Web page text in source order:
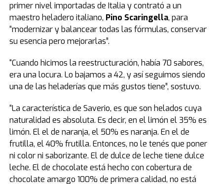
primer nivel importadas de Italia y contrató a un
maestro heladero italiano, Pino Scaringella, para
“modernizar y balancear todas las fórmulas, conservar
su esencia pero mejorarlas”.
“Cuando hicimos la reestructuración, había 70 sabores,
era una locura. Lo bajamos a 42, y así seguimos siendo
una de las heladerías que más gustos tiene”, sostuvo.
“La característica de Saverio, es que son helados cuya
naturalidad es absoluta. Es decir, en el limón el 35% es
limón. El el de naranja, el 50% es naranja. En el de
frutilla, el 40% frutilla. Entonces, no le tenés que poner
ni color ni saborizante. El de dulce de leche tiene dulce
leche. El de chocolate está hecho con cobertura de
chocolate amargo 100% de primera calidad, no está